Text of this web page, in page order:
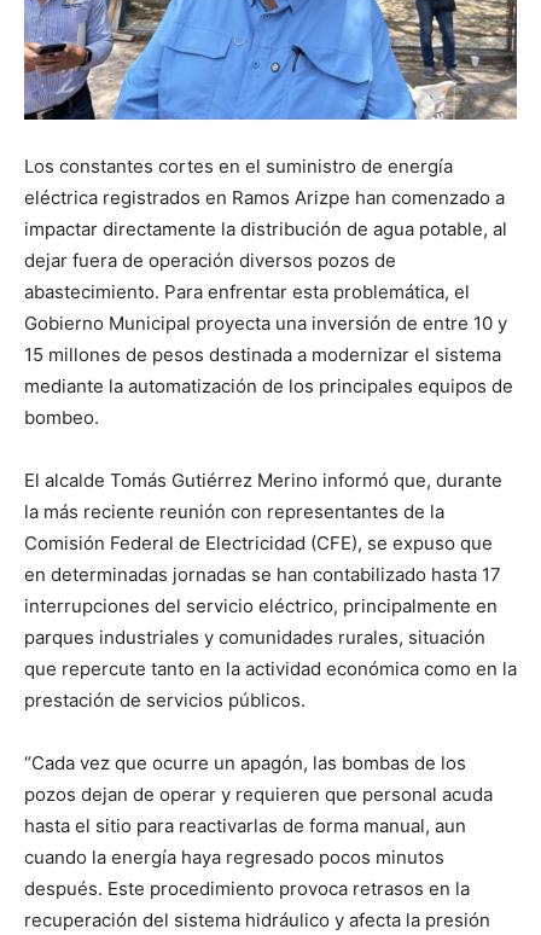
Los constantes cortes en el suministro de energía
eléctrica registrados en Ramos Arizpe han comenzado a
impactar directamente la distribución de agua potable, al
dejar fuera de operación diversos pozos de
abastecimiento. Para enfrentar esta problemática, el
Gobierno Municipal proyecta una inversión de entre 10 y
15 millones de pesos destinada a modernizar el sistema
mediante la automatización de los principales equipos de
bombeo.
El alcalde Tomás Gutiérrez Merino informó que, durante
la más reciente reunión con representantes de la
Comisión Federal de Electricidad (CFE), se expuso que
en determinadas jornadas se han contabilizado hasta 17
interrupciones del servicio eléctrico, principalmente en
parques industriales y comunidades rurales, situación
que repercute tanto en la actividad económica como en la
prestación de servicios públicos.
“Cada vez que ocurre un apagón, las bombas de los
pozos dejan de operar y requieren que personal acuda
hasta el sitio para reactivarlas de forma manual, aun
cuando la energía haya regresado pocos minutos
después. Este procedimiento provoca retrasos en la
recuperación del sistema hidráulico y afecta la presión